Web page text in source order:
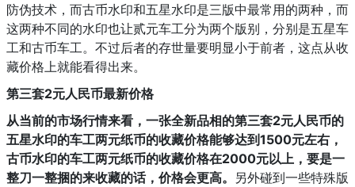
防伪技术，而古币水印和五星水印是三版中最常用的两种，而
这两种不同的水印也让贰元车工分为两个版别，分别是五星车
工和古币车工。不过后者的存世量要明显小于前者，这点从收
藏价格上就能看得出来。
第三套2元人民币最新价格
从当前的市场行情来看，一张全新品相的第三套2元人民币的
五星水印的车工两元纸币的收藏价格能够达到1500元左右，
古币水印的车工两元纸币的收藏价格在2000元以上，要是一
整刀一整捆的来收藏的话，价格会更高。 另外碰到一些特殊版